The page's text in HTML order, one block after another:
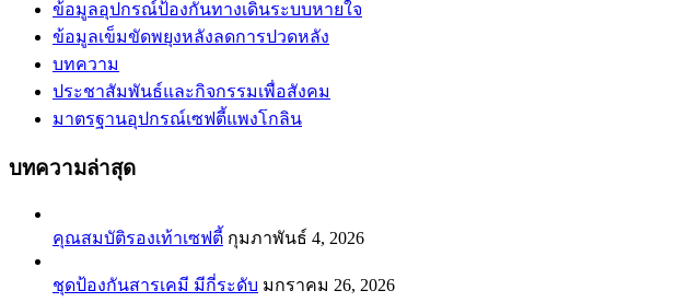
ข้อมูลอุปกรณ์ป้องกันทางเดินระบบหายใจ
ข้อมูลเข็มขัดพยุงหลังลดการปวดหลัง
บทความ
ประชาสัมพันธ์และกิจกรรมเพื่อสังคม
มาตรฐานอุปกรณ์เซฟตี้แพงโกลิน
บทความล่าสุด
คุณสมบัติรองเท้าเซฟตี้ กุมภาพันธ์ 4, 2026
ชุดป้องกันสารเคมี มีกี่ระดับ มกราคม 26, 2026